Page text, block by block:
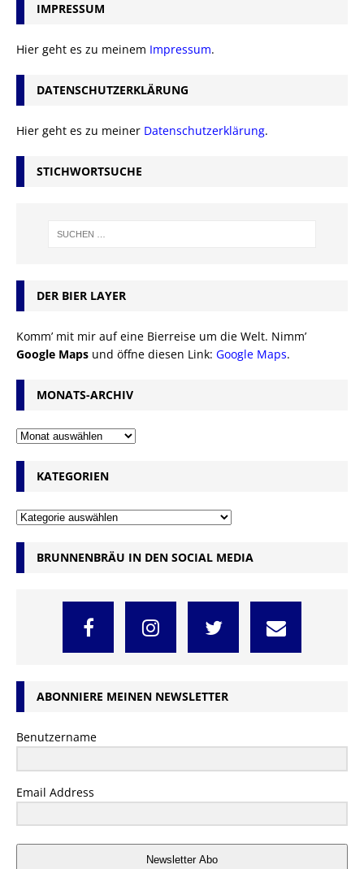
IMPRESSUM
Hier geht es zu meinem Impressum.
DATENSCHUTZERKLÄRUNG
Hier geht es zu meiner Datenschutzerklärung.
STICHWORTSUCHE
DER BIER LAYER
Komm’ mit mir auf eine Bierreise um die Welt. Nimm’
Google Maps und öffne diesen Link: Google Maps.
MONATS-ARCHIV
KATEGORIEN
BRUNNENBRÄU IN DEN SOCIAL MEDIA
ABONNIERE MEINEN NEWSLETTER
Benutzername
Email Address
Newsletter Abo